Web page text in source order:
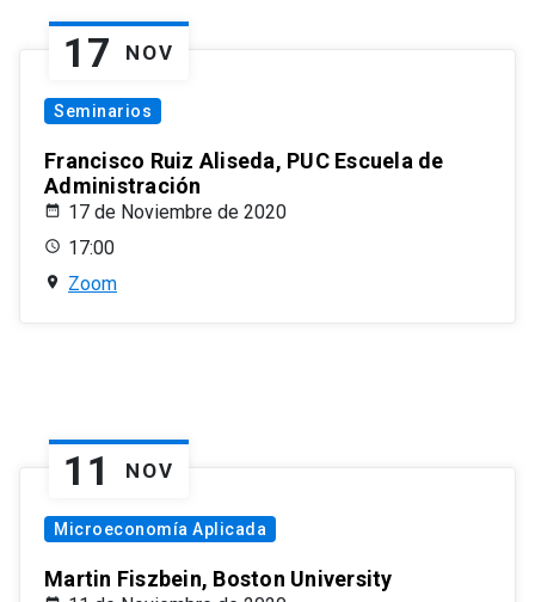
17 NOV
Seminarios
Francisco Ruiz Aliseda, PUC Escuela de
Administración
17 de Noviembre de 2020
17:00
Zoom
11 NOV
Microeconomía Aplicada
Martin Fiszbein, Boston University